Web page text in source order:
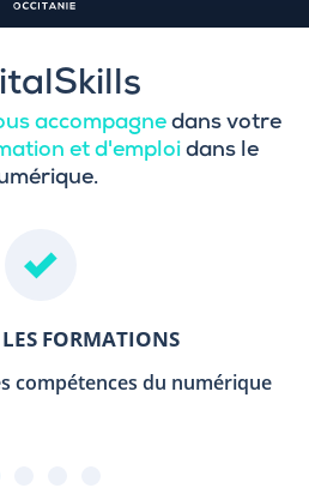
accompagnedans votre
et d'emploi dans le
FORMATIONS
compétences du numérique